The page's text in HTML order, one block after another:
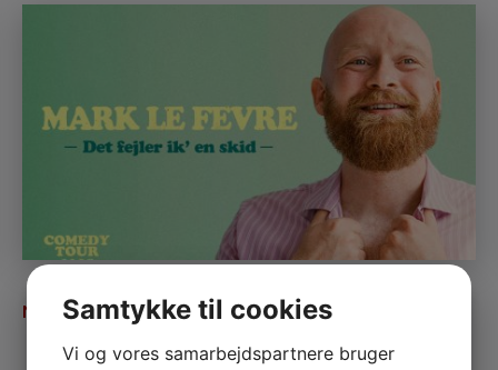
NOV MARK LE FÊVRE
Ledige billetter
Samtykke til cookies
Vi og vores samarbejdspartnere bruger